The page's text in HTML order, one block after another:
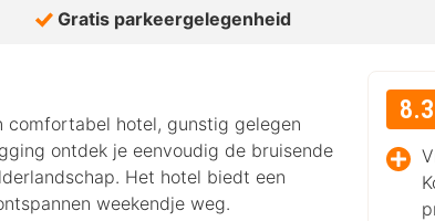
Gratis parkeergelegenheid
comfortabel hotel, gunstig gelegen
ontdek je eenvoudig de bruisende
Het hotel biedt een
weekendje weg.
8.3